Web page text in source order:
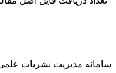
سامانه مدیریت نشریات